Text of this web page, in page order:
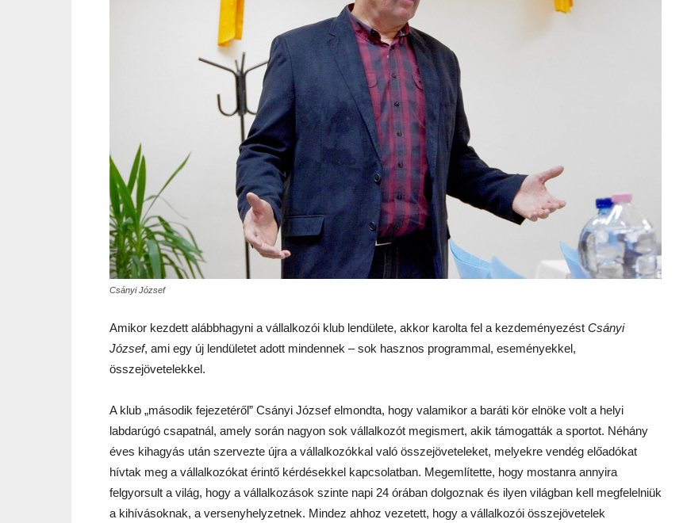
Csányi József
Amikor kezdett alábbhagyni a vállalkozói klub lendülete, akkor karolta fel a kezdeményezést Csányi
József, ami egy új lendületet adott mindennek – sok hasznos programmal, eseményekkel,
összejövetelekkel.
A klub „második fejezetéről” Csányi József elmondta, hogy valamikor a baráti kör elnöke volt a helyi
labdarúgó csapatnál, amely során nagyon sok vállalkozót megismert, akik támogatták a sportot. Néhány
éves kihagyás után szervezte újra a vállalkozókkal való összejöveteleket, melyekre vendég előadókat
hívtak meg a vállalkozókat érintő kérdésekkel kapcsolatban. Megemlítette, hogy mostanra annyira
felgyorsult a világ, hogy a vállalkozások szinte napi 24 órában dolgoznak és ilyen világban kell megfelelniük
a kihívásoknak, a versenyhelyzetnek. Mindez ahhoz vezetett, hogy a vállalkozói összejövetelek